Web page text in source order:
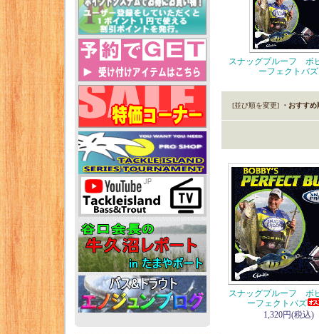
スナッグプルーフ ボ
ーフェクトバズ
[並び順を変更] ・おすすめ
スナッグプルーフ ボ
ーフェクトバズ
1,320円(税込)